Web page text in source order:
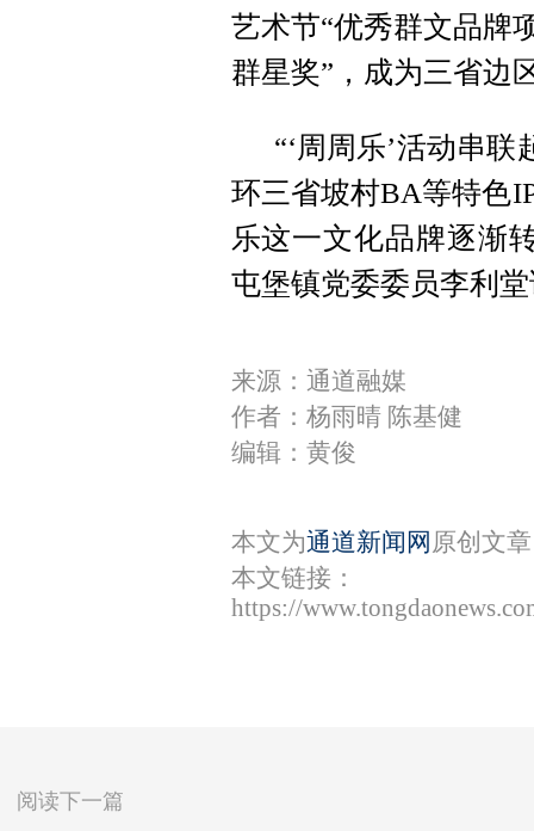
艺术节“优秀群文品牌
群星奖”，成为三省边
“‘周周乐’活动串
环三省坡村BA等特色
乐这一文化品牌逐渐
屯堡镇党委委员李利
来源：通道融媒
作者：杨雨晴 陈基健
编辑：黄俊
本文为通道新闻网 原创文
本文链接：
https://
阅读下一篇